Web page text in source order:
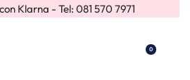
Klarna - Tel: 081 570 7971
0